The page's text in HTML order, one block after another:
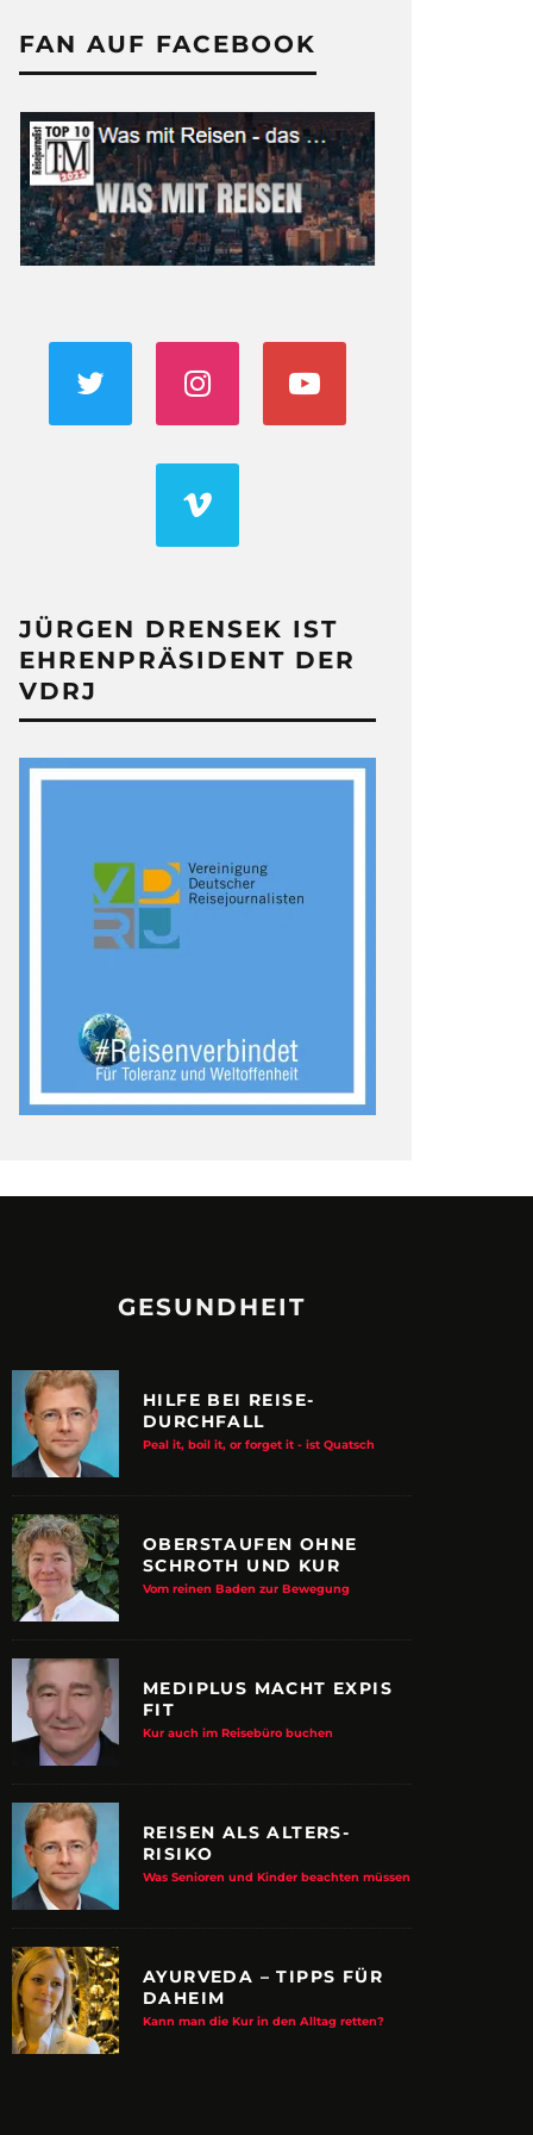
FAN AUF FACEBOOK
JÜRGEN DRENSEK IST
EHRENPRÄSIDENT DER
VDRJ
MACHER
System werden Reisen sicherer
ZUPANCIC
GESUNDHEIT
HILFE BEI REISE-
DURCHFALL
Peal it, boil it, or forget it - ist Quatsch
OBERSTAUFEN OHNE
SCHROTH UND KUR
Vom reinen Baden zur Bewegung
MEDIPLUS MACHT EXPIS
FIT
Kur auch im Reisebüro buchen
REISEN ALS ALTERS-
RISIKO
Was Senioren und Kinder beachten müssen
AYURVEDA – TIPPS FÜR
DAHEIM
Kann man die Kur in den Alltag retten?